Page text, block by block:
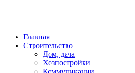
Главная
Строительство
Дом, дача
Хозпостройки
Коммуникации